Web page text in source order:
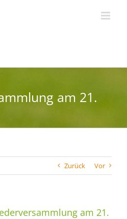
am 21.
Zurück Vor
am 21.